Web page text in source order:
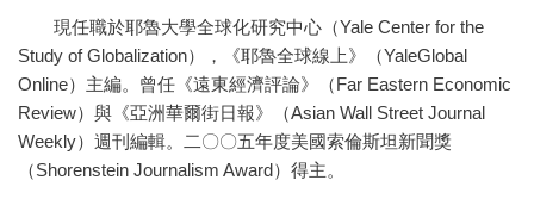
現任職於耶魯大學全球化研究中心（Yale Center for the
Study of Globalization），《耶魯全球線上》（YaleGlobal
Online）主編。曾任《遠東經濟評論》（Far Eastern Economic
Review）與《亞洲華爾街日報》（Asian Wall Street Journal
Weekly）週刊編輯。二〇〇五年度美國索倫斯坦新聞獎
（Shorenstein Journalism Award）得主。